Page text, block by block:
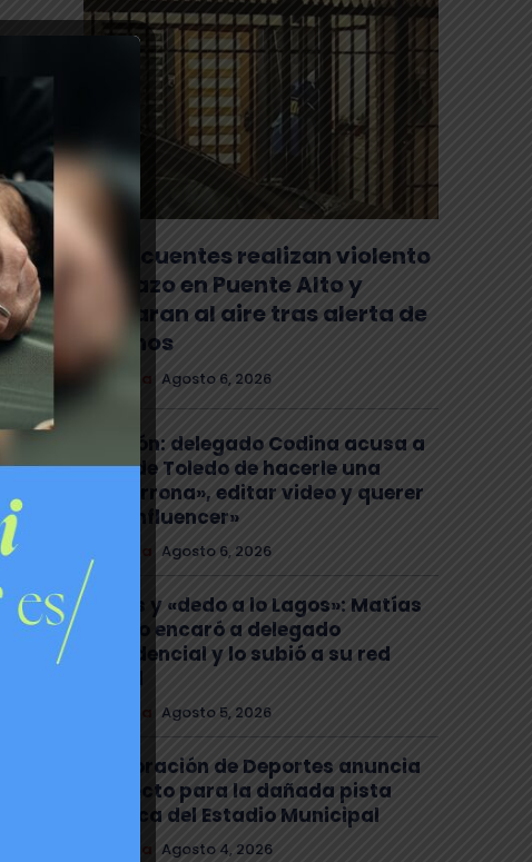
Delincuentes realizan violento
turbazo en Puente Alto y
disparan al aire tras alerta de
vecinos
Agosto 6, 2026
Tensión: delegado Codina acusa a
alcalde Toledo de hacerle una
«encerrona», editar video y querer
ser «influencer»
Comuna Agosto 6, 2026
Gritos y «dedo a lo Lagos»: Matías
Toledo encaró a delegado
presidencial y lo subió a su red
Agosto 5, 2026
Corporación de Deportes anuncia
proyecto para la dañada pista
atlética del Estadio Municipal
Agosto 4, 2026